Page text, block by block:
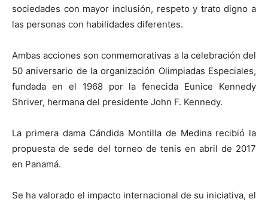
sociedades con mayor inclusión, respeto y trato digno a
las personas con habilidades diferentes.
Ambas acciones son conmemorativas a la celebración del
50 aniversario de la organización Olimpiadas Especiales,
fundada en el 1968 por la fenecida Eunice Kennedy
Shriver, hermana del presidente John F. Kennedy.
La primera dama Cándida Montilla de Medina recibió la
propuesta de sede del torneo de tenis en abril de 2017
en Panamá.
Se ha valorado el impacto internacional de su iniciativa, el